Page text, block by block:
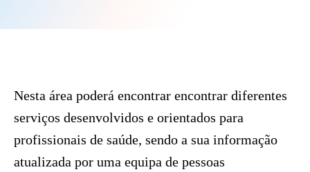
Nesta área poderá encontrar encontrar diferentes
serviços desenvolvidos e orientados para
profissionais de saúde, sendo a sua informação
atualizada por uma equipa de pessoas